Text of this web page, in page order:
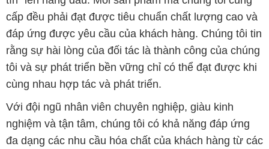
cùng nhau hợp tác và phát triển.
Với đội ngũ nhân viên chuyên nghiệp, giàu kinh
nghiệm và tận tâm, chúng tôi có khả năng đáp ứng
đa dạng các nhu cầu hóa chất của khách hàng từ các
ngành nghề và lĩnh vực sản xuất khác nhau. Quý
khách hàng có thể tin tưởng vào sự tư vấn chuyên
nghiệp và những giải pháp tối ưu mà chúng tôi cung
cấp.